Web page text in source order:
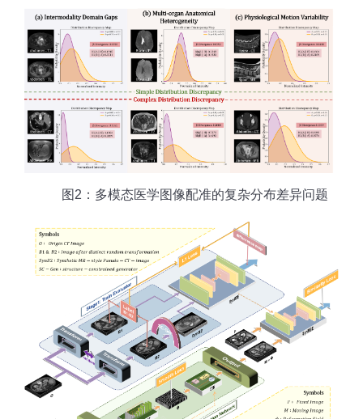
图2：多模态医学图像配准的复杂分布差异问题